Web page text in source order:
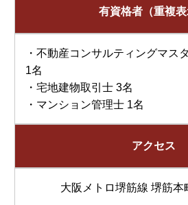
有資格者（重複表
・不動産コンサルティングマス
1名
・宅地建物取引士 3名
・マンション管理士 1名
アクセス
大阪メトロ堺筋線 堺筋本